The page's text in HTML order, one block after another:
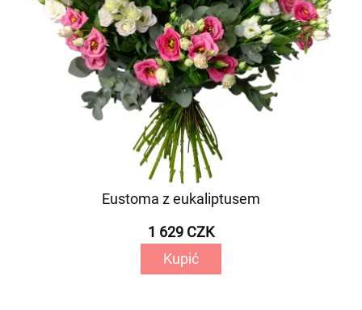
Eustoma z eukaliptusem
1 629 CZK
Kupić